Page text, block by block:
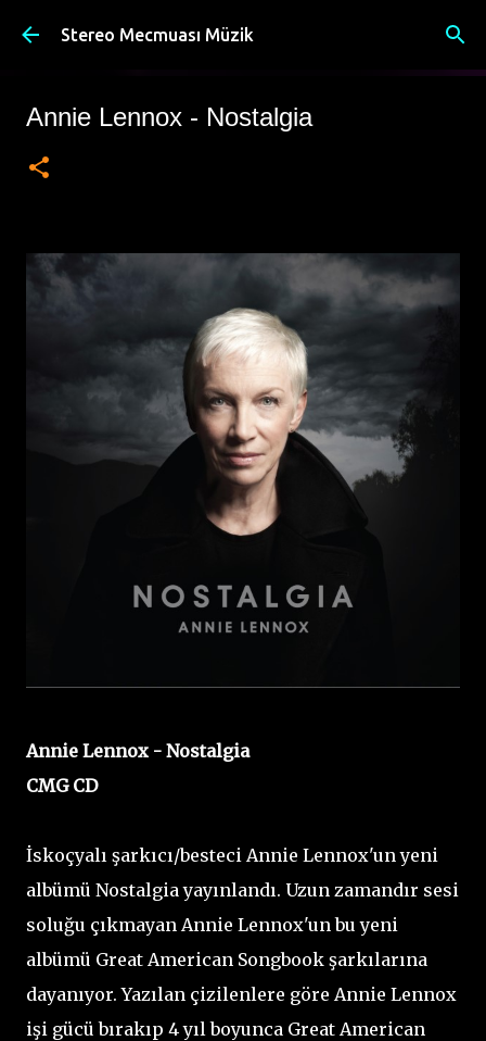
Ana içeriğe atla
Stereo Mecmuası Müzik
Annie Lennox - Nostalgia
Annie Lennox - Nostalgia
CMG CD
İskoçyalı şarkıcı/besteci Annie Lennox'un yeni
albümü Nostalgia yayınlandı. Uzun zamandır sesi
soluğu çıkmayan Annie Lennox'un bu yeni
albümü Great American Songbook şarkılarına
dayanıyor. Yazılan çizilenlere göre Annie Lennox
işi gücü bırakıp 4 yıl boyunca Great American